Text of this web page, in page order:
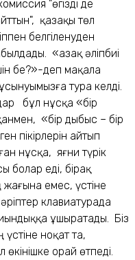
"өгізді де
қазақы төл
белгіленуден
«Қазақ әліпбиі
бе?»-деп мақала
тура келді.
бұл нұсқа «бір
«бір дыбыс – бір
пікірлерін айтып
нұсқа, яғни түрік
болар еді, бірақ
емес, үстіне
клавиатурада
ұшыратады. Біз
ноқат та,
орай өтпеді.